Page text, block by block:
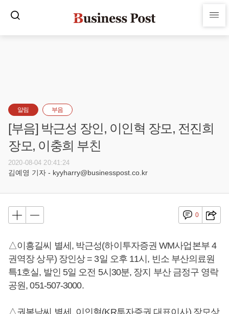
알림 부음
[부음] 박근성 장인, 이인혁 장모, 전진희
장모, 이충희 부친
2020-08-04 20:41:24
김예영 기자 - kyyharry@businesspost.co.kr
0
△이흥길씨 별세, 박근성(하이투자증권 WM사업본부 4
권역장 상무) 장인상 = 3일 오후 11시, 빈소 부산의료원
특1호실, 발인 5일 오전 5시30분, 장지 부산 금정구 영락
공원, 051-507-3000.
△권복남씨 별세, 이인혁(KR투자증권 대표이사) 장모상